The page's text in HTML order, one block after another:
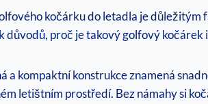
kočárku do letadla je
důvodů, proč je takový golfový
a kompaktní konstrukce znamená
letištním prostředí. Bez námahy si